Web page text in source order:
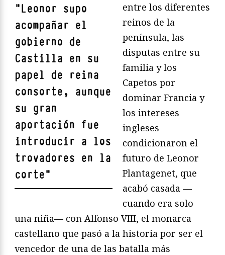
"Leonor supo
acompañar el
gobierno de
Castilla en su
papel de reina
consorte, aunque
su gran
aportación fue
introducir a los
trovadores en la
corte"
entre los diferentes
reinos de la
península, las
disputas entre su
familia y los
Capetos por
dominar Francia y
los intereses
ingleses
condicionaron el
futuro de Leonor
Plantagenet, que
acabó casada —
cuando era solo
una niña— con Alfonso VIII, el monarca
castellano que pasó a la historia por ser el
vencedor de una de las batalla más